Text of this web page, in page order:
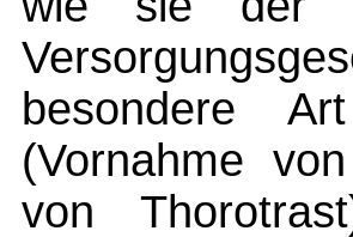
besondere
(Vornahme
von